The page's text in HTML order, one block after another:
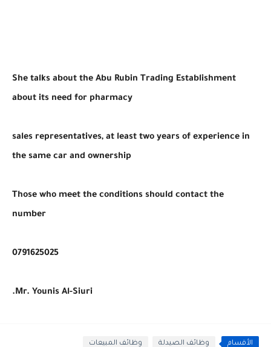
She talks about the Abu Rubin Trading Establishment
about its need for pharmacy
sales representatives, at least two years of experience in
the same car and ownership
Those who meet the conditions should contact the
number
0791625025
Mr. Younis Al-Siuri.
الأقسام وظائف الصيدلة وظائف المبيعات